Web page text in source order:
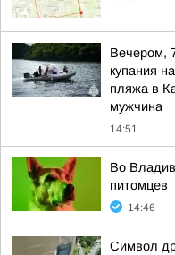
Вечером,
купания
пляжа в
мужчина
14:51
Во
питомцев
14:46
Символ